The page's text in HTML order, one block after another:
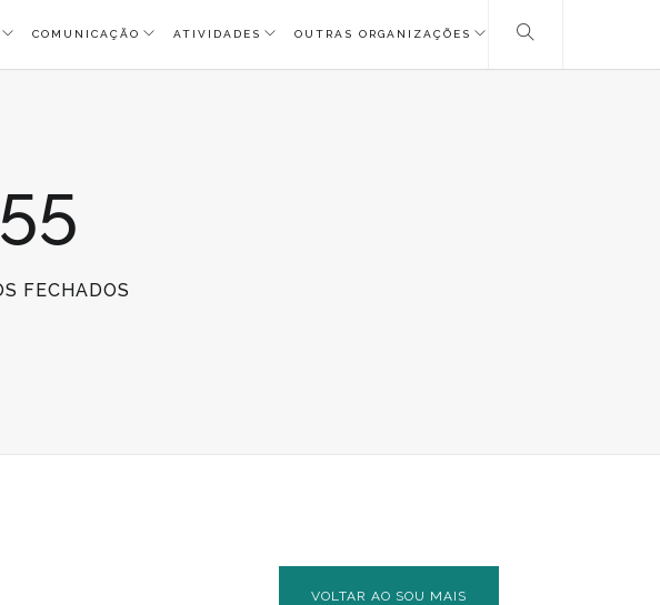
COMUNICAÇÃO ATIVIDADES OUTRAS ORGANIZAÇÕES
FECHADOS
VOLTAR AO SOU MAIS